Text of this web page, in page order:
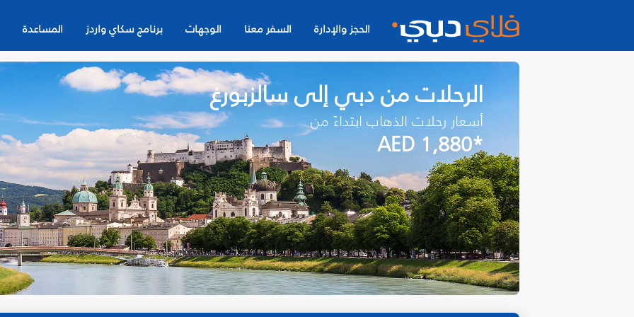
الحجز والإدارة السفر معنا الوجهات برنامج سكاي واردز المساعدة
الرحلات من دبي إلى سالزبورغ
أسعار رحلات الذهاب ابتداءً من
*AED 1,880